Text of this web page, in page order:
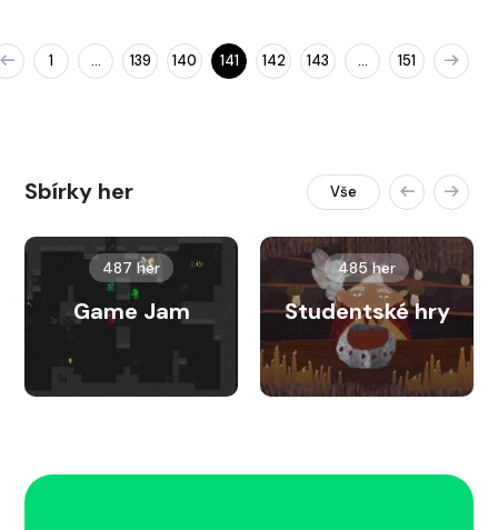
1 … 139 140 141 142 143 … 151
Sbírky her Vše
487 her
Game Jam
485 her
Studentské hry